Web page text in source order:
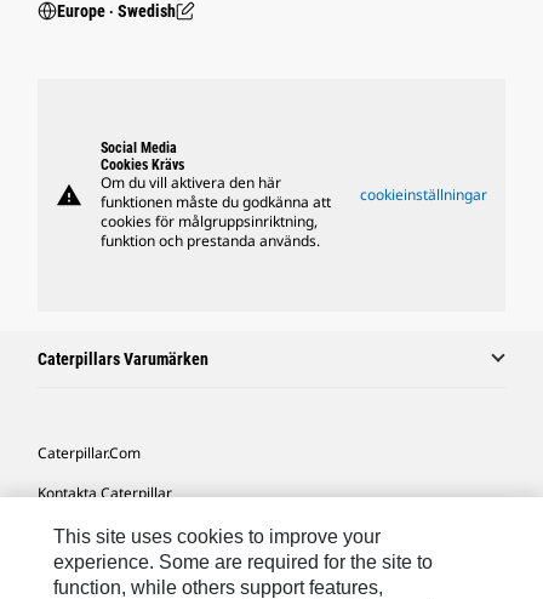
Europe ‧ Swedish
warning
Social Media
Cookies Krävs
Om du vill aktivera den här
funktionen måste du godkänna att
cookies för målgruppsinriktning,
funktion och prestanda används.
cookieinställningar
Caterpillars Varumärken
Caterpillar.com
Kontakta Caterpillar
Mina Marknadsföringspreferenser
Platskarta
This site uses cookies to improve your
experience. Some are required for the site to
function, while others support features,